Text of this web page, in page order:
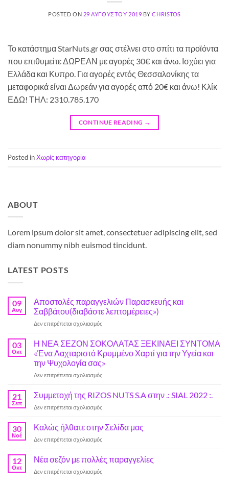
POSTED ON 29 ΑΥΓΟΎΣΤΟΥ 2019 BYCHRISTOS
Το κατάστημα StarNuts.gr σας στέλνει στο σπίτι τα προϊόντα
που επιθυμείτε ΔΩΡΕΑΝ με αγορές 30€ και άνω. Ισχύει για
Ελλάδα και Κυπρο. Για αγορές εντός Θεσσαλονίκης τα
μεταφορικά είναι Δωρεάν για αγορές από 20€ και άνω! Κλίκ
ΕΔΩ! ΤΗΛ: 2310.785.170
CONTINUE READING →
Posted inΧωρίς κατηγορία
ABOUT
Lorem ipsum dolor sit amet, consectetuer adipiscing elit, sed
diam nonummy nibh euismod tincidunt.
LATEST POSTS
09
Αυγ
Αποστολές παραγγελιών Παρασκευής και
Σαββάτου(διαβάστε λεπτομέρειες»)
Δεν επιτρέπεται σχολιασμόςστο
παραγγελιών
Παρασκευής
και
Σαββάτου(διαβάστε
λεπτομέρειες»)
03
Οκτ
Η ΝΕΑ ΣΕΖΟΝ ΣΟΚΟΛΑΤΑΣ ΞΕΚΙΝΑΕΙ ΣΥΝΤΟΜΑ
«Ένα Λαχταριστό Κρυμμένο Χαρτί για την Υγεία και
την Ψυχολογία σας»
Δεν επιτρέπεται σχολιασμόςστο
ΝΕΑ
ΣΕΖΟΝ
ΣΟΚΟΛΑΤΑΣ
ΣΥΝΤΟΜΑ
Λαχταριστό
Χαρτί
για
21
Σεπ
Συμμετοχή της RIZOS NUTS S.A στην .: SIAL 2022 :.
Δεν επιτρέπεται σχολιασμόςστο
της
RIZOS
NUTS
στην
SIAL
30
Νοέ
Καλώς ήλθατε στην Σελίδα μας
Δεν επιτρέπεται σχολιασμόςστο
ήλθατε
στην
Σελίδα
12
Οκτ
Νέα σεζόν με πολλές παραγγελίες
Δεν επιτρέπεται σχολιασμόςστο